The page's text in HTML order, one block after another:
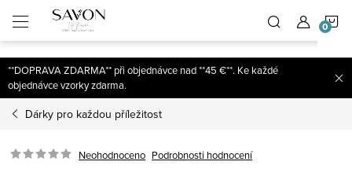
Přejít
na
obsah
**DOPRAVA ZDARMA** při objednávce nad **45 €**. Ke každé
objednávce vzorky zdarma.
Dárky pro každou příležitost
Neohodnoceno Podrobnosti hodnocení